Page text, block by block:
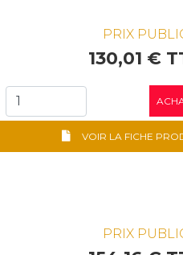
PRIX
130,01 €
VOIR LA FICHE
PRIX